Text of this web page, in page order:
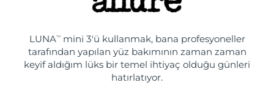
LUNATMmini 3'ü kullanmak, bana profesyoneller
tarafından yapılan yüz bakımının zaman zaman
keyif aldığım lüks bir temel ihtiyaç olduğu günleri
hatırlatıyor.